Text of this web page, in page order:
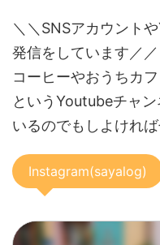
＼＼SNSアカウント
発信をしています／／
コーヒーやおうちカ
というYoutubeチャ
いるのでもしよけれ
Instagram(sayalog)